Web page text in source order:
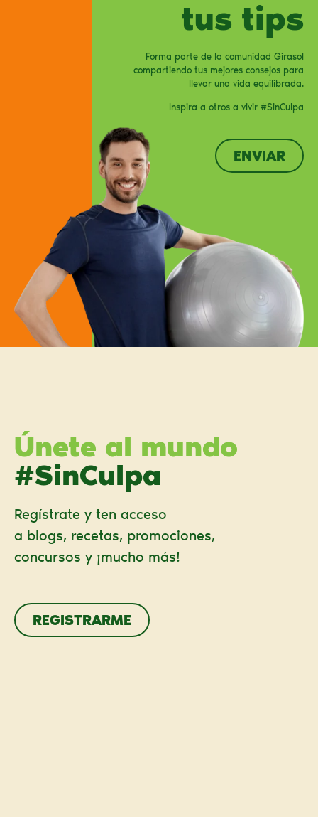
tus tips
Forma parte de la comunidad Girasol
compartiendo tus mejores consejos para
llevar una vida equilibrada.
Inspira a otros a vivir #SinCulpa
ENVIAR
Únete al mundo
#SinCulpa
Regístrate y ten acceso
a blogs, recetas, promociones,
concursos y ¡mucho más!
REGISTRARME